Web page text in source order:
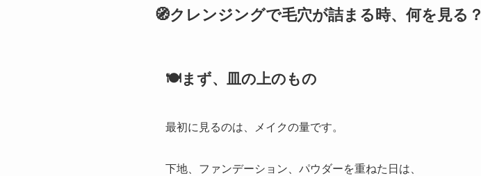
🧭クレンジングで毛穴が詰まる時、何を見る？
🍽️まず、皿の上のもの
最初に見るのは、メイクの量です。
下地、ファンデーション、パウダーを重ねた日は、